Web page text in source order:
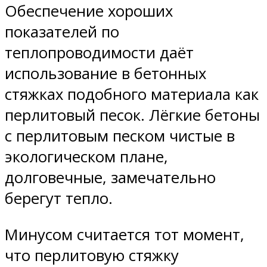
Обеспечение хороших
показателей по
теплопроводимости даёт
использование в бетонных
стяжках подобного материала как
перлитовый песок. Лёгкие бетоны
с перлитовым песком чистые в
экологическом плане,
долговечные, замечательно
берегут тепло.
Минусом считается тот момент,
что перлитовую стяжку